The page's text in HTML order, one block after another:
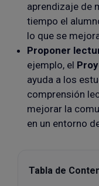
aprendizaje de
tiempo el
lo que se
Proponer
ejemplo, el
ayuda a los
comprensión
mejorar la
en un entorno
Tabla de